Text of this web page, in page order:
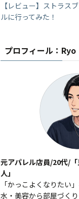
【レビュー】ストラス
ルに行ってみた！
プロフィール：Ryo
元アパレル店員/20代/
人」
「かっこよくなりたい
水・美容から部屋づく